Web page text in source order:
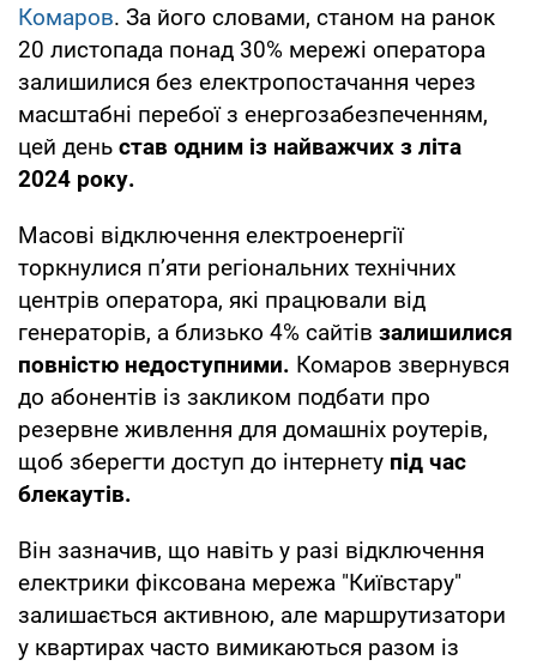
Комаров. За його словами, станом на ранок
20 листопада понад 30% мережі оператора
залишилися без електропостачання через
масштабні перебої з енергозабезпеченням,
цей день став одним із найважчих з літа
2024 року.
Масові відключення електроенергії
торкнулися п’яти регіональних технічних
центрів оператора, які працювали від
генераторів, а близько 4% сайтів залишилися
повністю недоступними. Комаров звернувся
до абонентів із закликом подбати про
резервне живлення для домашніх роутерів,
щоб зберегти доступ до інтернету під час
блекаутів.
Він зазначив, що навіть у разі відключення
електрики фіксована мережа "Київстару"
залишається активною, але маршрутизатори
у квартирах часто вимикаються разом із